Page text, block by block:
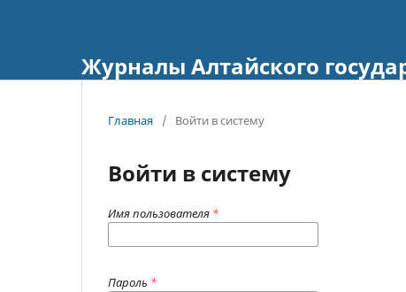
Журналы Алтайского
Главная / Войти в систему
Войти в систему
Имя пользователя *
Пароль *